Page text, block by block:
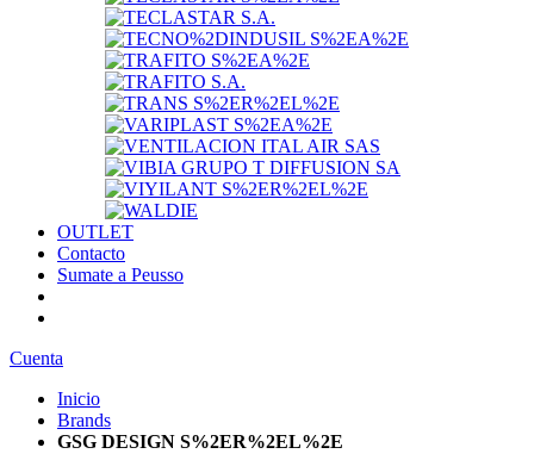
OUTLET
Contacto
Sumate a Peusso
Cuenta
Inicio
Brands
GSG DESIGN S%2ER%2EL%2E